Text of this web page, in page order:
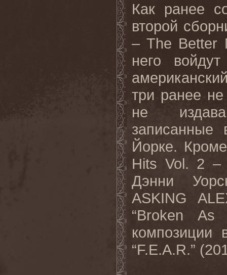
Как ранее
второй
– The Better
него
три ранее
не
Йорке.
Hits Vol. 2 –
Дэнни
ASKING
“Broken As
композиции
“F.E.A.R.”